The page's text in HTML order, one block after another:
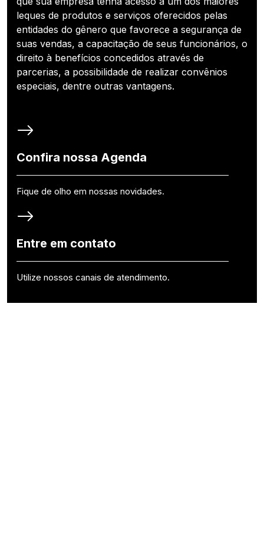
leques de produtos e serviços oferecidos pelas
entidades do gênero que favorece a segurança de
suas vendas, a capacitação de seus funcionários, o
direito à benefícios concedidos através de
parcerias, a possibilidade de realizar convênios
especiais, dentre outras vantagens.
Confira nossa Agenda
Fique de olho em nossas novidades.
Entre em contato
Utilize nossos canais de atendimento.